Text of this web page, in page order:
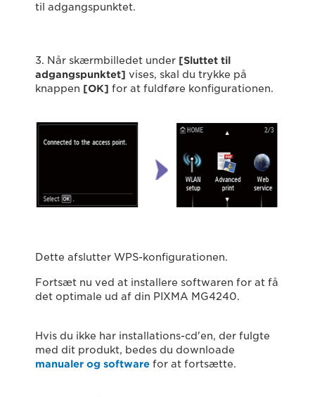
til adgangspunktet.
3. Når skærmbilledet under [Sluttet til
adgangspunktet] vises, skal du trykke på
knappen [OK] for at fuldføre konfigurationen.
Dette afslutter WPS-konfigurationen.
Fortsæt nu ved at installere softwaren for at få
det optimale ud af din PIXMA MG4240.
Hvis du ikke har installations-cd'en, der fulgte
med dit produkt, bedes du downloade
manualer og software for at fortsætte.